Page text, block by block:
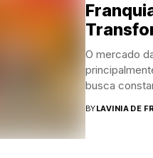
O mercado
busca
BYLAVINIA DE